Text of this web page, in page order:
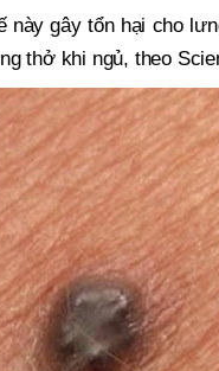
gây tổn hại cho
thở khi ngủ, theo